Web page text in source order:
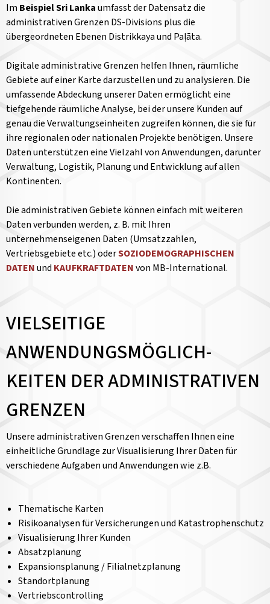
Im Beispiel Sri Lankaumfasst der Datensatz die
administrativen Grenzen DS-Divisions plus die
übergeordneten Ebenen Distrikkaya und Paḷāta.
Digitale administrative Grenzen helfen Ihnen, räumliche
Gebiete auf einer Karte darzustellen und zu analysieren. Die
umfassende Abdeckung unserer Daten ermöglicht eine
tiefgehende räumliche Analyse, bei der unsere Kunden auf
genau die Verwaltungseinheiten zugreifen können, die sie für
ihre regionalen oder nationalen Projekte benötigen. Unsere
Daten unterstützen eine Vielzahl von Anwendungen, darunter
Verwaltung, Logistik, Planung und Entwicklung auf allen
Kontinenten.
Die administrativen Gebiete können einfach mit weiteren
Daten verbunden werden, z. B. mit Ihren
unternehmenseigenen Daten (Umsatzzahlen,
Vertriebsgebiete etc.) oderSOZIODEMOGRAPHISCHEN
DATENund KAUFKRAFTDATENvon MB-International.
VIELSEITIGE
ANWENDUNGSMÖGLICH­
KEITEN DER ADMINISTRATIVEN
GRENZEN
Unsere administrativen Grenzen verschaffen Ihnen eine
einheitliche Grundlage zur Visualisierung Ihrer Daten für
verschiedene Aufgaben und Anwendungen wie z.B.
Thematische Karten
Risikoanalysen für Versicherungen und Katastrophenschutz
Visualisierung Ihrer Kunden
Absatzplanung
Expansionsplanung / Filialnetzplanung
Standortplanung
Vertriebscontrolling